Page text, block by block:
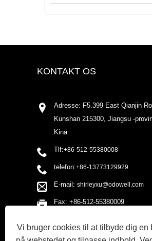
Vi bruger cookies til at tilbyde dig
KONTAKT OS
Adresse: F5.399 East Qianjin
Kunshan 215300, Jiangsu -
Kina
Tlf:+86-512-55380008
telefon:+86-13773129929
E-mail: shirleyxu@odowell.com
Fax: +86-512-55380009